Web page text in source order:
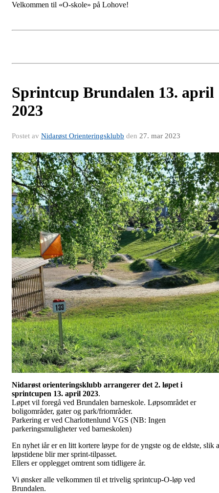
Velkommen til «O-skole» på Lohove!
Sprintcup Brundalen 13. april
2023
Postet av Nidarøst Orienteringsklubb den 27. mar 2023
Nidarøst orienteringsklubb arrangerer det 2. løpet i
sprintcupen 13. april 2023.
Løpet vil foregå ved Brundalen barneskole. Løpsområdet er
boligområder, gater og park/friområder.
Parkering er ved Charlottenlund VGS (NB: Ingen
parkeringsmuligheter ved barneskolen)
En nyhet iår er en litt kortere løype for de yngste og de eldste, slik
løpstidene blir mer sprint-tilpasset.
Ellers er opplegget omtrent som tidligere år.
Vi ønsker alle velkommen til et trivelig sprintcup-O-løp ved
Brundalen.